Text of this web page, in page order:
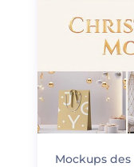
Mockups